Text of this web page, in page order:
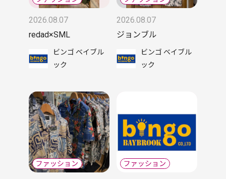
2026.08.07
redad×SML
ビンゴ ベイブル
ック
2026.08.07
ジョンブル
ビンゴ ベイブル
ック